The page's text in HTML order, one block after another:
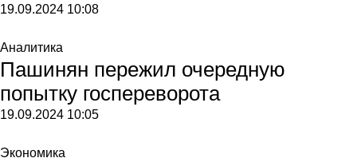
19.09.2024 10:08
Аналитика
Пашинян пережил очередную
попытку госпереворота
19.09.2024 10:05
Экономика